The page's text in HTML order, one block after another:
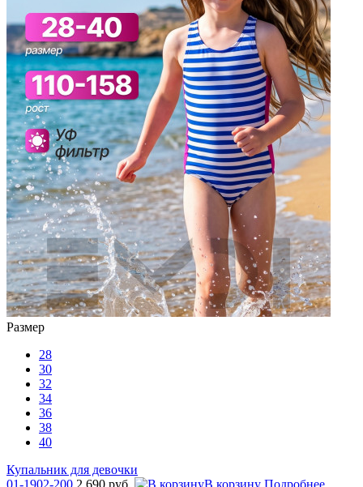
Размер
28
30
32
34
36
38
40
Купальник для девочки
01-1902-200 2 690 руб. В корзину Подробнее